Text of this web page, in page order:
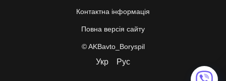
Контактна інформація
Повна версія сайту
© AKBavto_Boryspil
Укр Рус